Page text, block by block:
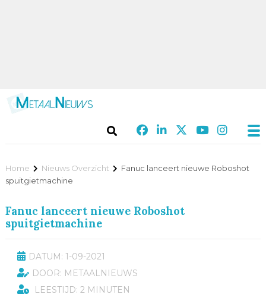
Home Nieuws Overzicht
Fanuc lanceert nieuwe Roboshot
spuitgietmachine
Fanuc lanceert nieuwe Roboshot
spuitgietmachine
DATUM: 1-09-2021
DOOR: METAALNIEUWS
LEESTIJD: 2 MINUTEN